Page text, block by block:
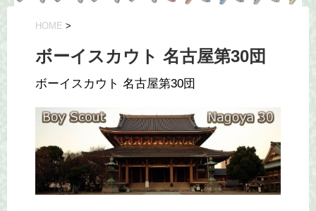
HOME >
ボーイスカウト 名古屋第30団
ボーイスカウト 名古屋第30団